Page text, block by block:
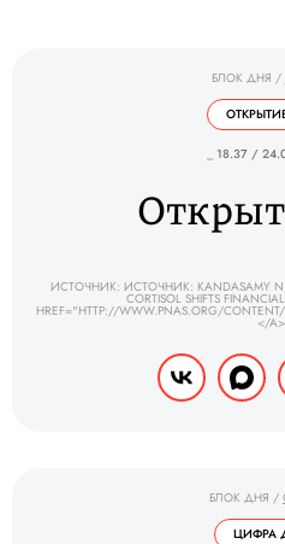
БЛОК ДНЯ /
_ 18.37 /
ИСТОЧНИК: ИСТОЧНИК: KANDASAMY N,
CORTISOL SHIFTS
HREF="HTTP://WWW.PNAS.ORG/
</A>
БЛОК ДНЯ /
ЦИФРА